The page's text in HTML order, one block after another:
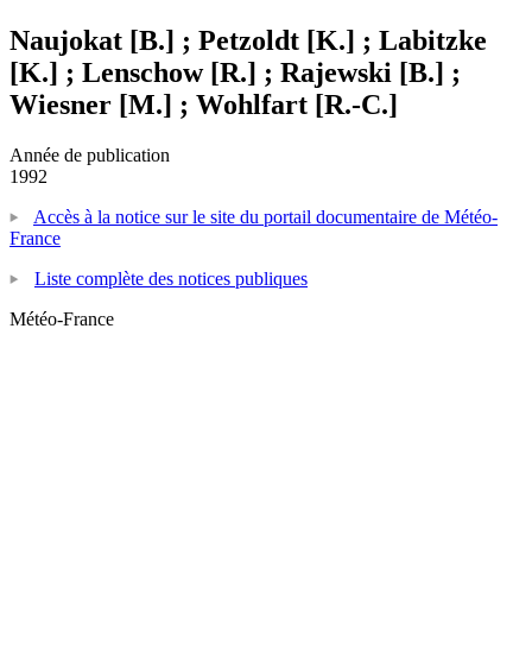
Naujokat [B.] ; Petzoldt [K.] ; Labitzke
[K.] ; Lenschow [R.] ; Rajewski [B.] ;
Wiesner [M.] ; Wohlfart [R.-C.]
Année de publication
1992
Accès à la notice sur le site du portail documentaire de Météo-
France
Liste complète des notices publiques
Météo-France